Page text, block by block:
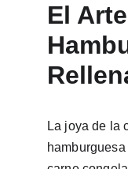
El
La joya de la